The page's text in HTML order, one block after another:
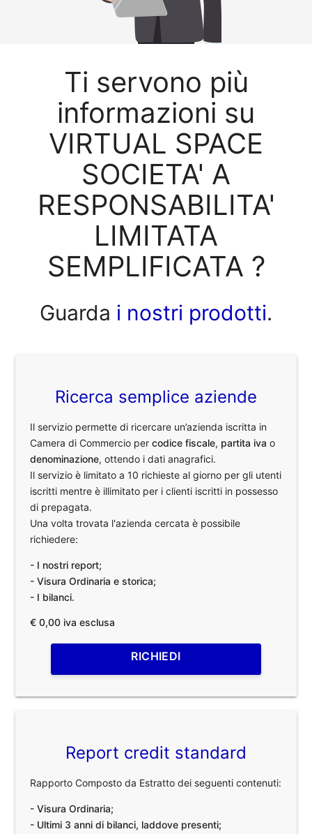
Ti servono più
informazioni su
VIRTUAL SPACE
SOCIETA' A
RESPONSABILITA'
LIMITATA
SEMPLIFICATA ?
Guarda i nostri prodotti.
Ricerca semplice aziende
Il servizio permette di ricercare un’azienda iscritta in
Camera di Commercio percodice fiscale, partita iva o
denominazione, ottendo i dati anagrafici.
Il servizio è limitato a 10 richieste al giorno per gli utenti
iscritti mentre è illimitato per i clienti iscritti in possesso
di prepagata.
Una volta trovata l'azienda cercata è possibile
richiedere:
- I nostri report;
- Visura Ordinaria e storica;
- I bilanci.
€ 0,00 iva esclusa
RICHIEDI
Report credit standard
Rapporto Composto da Estratto dei seguenti contenuti:
- Visura Ordinaria;
- Ultimi 3 anni di bilanci, laddove presenti;